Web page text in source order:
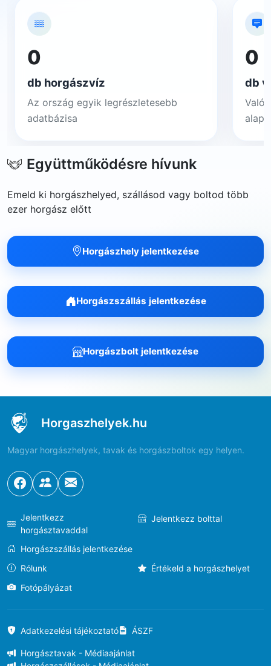
0
db horgászvíz
Az ország egyik legrészletesebb
adatbázisa
0
db
Együttműködésre hívunk
Emeld ki horgászhelyed, szállásod vagy boltod több
ezer horgász előtt
Horgászhely jelentkezése
Horgászszállás jelentkezése
Horgászbolt jelentkezése
Horgaszhelyek.hu
Magyar horgászhelyek, tavak és horgászboltok egy helyen.
Jelentkezz
horgásztavaddal
Jelentkezz bolttal
Horgászszállás jelentkezése
Rólunk
Értékeld a horgászhelyet
Fotópályázat
Adatkezelési tájékoztató ÁSZF
Horgásztavak - Médiaajánlat